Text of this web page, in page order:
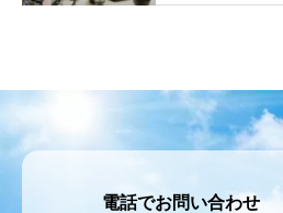
電話でお問い合わせ